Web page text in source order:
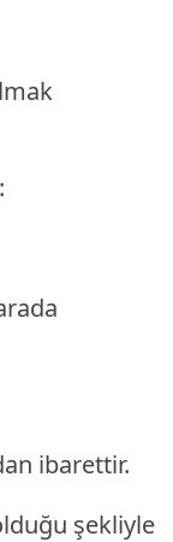
ibarettir.
şekliyle